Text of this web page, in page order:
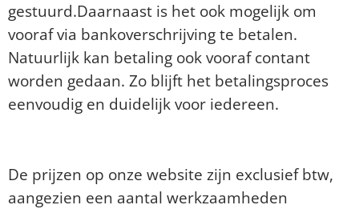
gestuurd.Daarnaast is het ook mogelijk om
vooraf via bankoverschrijving te betalen.
Natuurlijk kan betaling ook vooraf contant
worden gedaan. Zo blijft het betalingsproces
eenvoudig en duidelijk voor iedereen.
De prijzen op onze website zijn exclusief btw,
aangezien een aantal werkzaamheden